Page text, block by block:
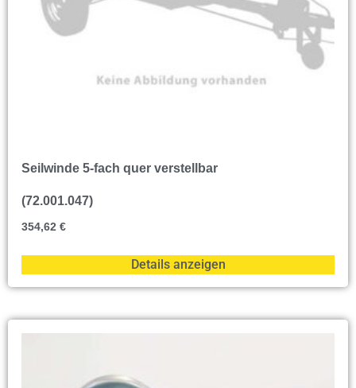
Seilwinde 5-fach quer verstellbar
(72.001.047)
354,62 €
Details anzeigen